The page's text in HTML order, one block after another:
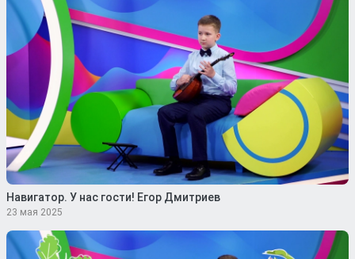
Навигатор. У нас гости! Егор Дмитриев
23 мая 2025